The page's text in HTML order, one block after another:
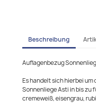
Beschreibung
Auflagenbezug
Es handelt sich hierbei
Sonnenliege Asti in bis zu
cremeweiß, eisengrau,